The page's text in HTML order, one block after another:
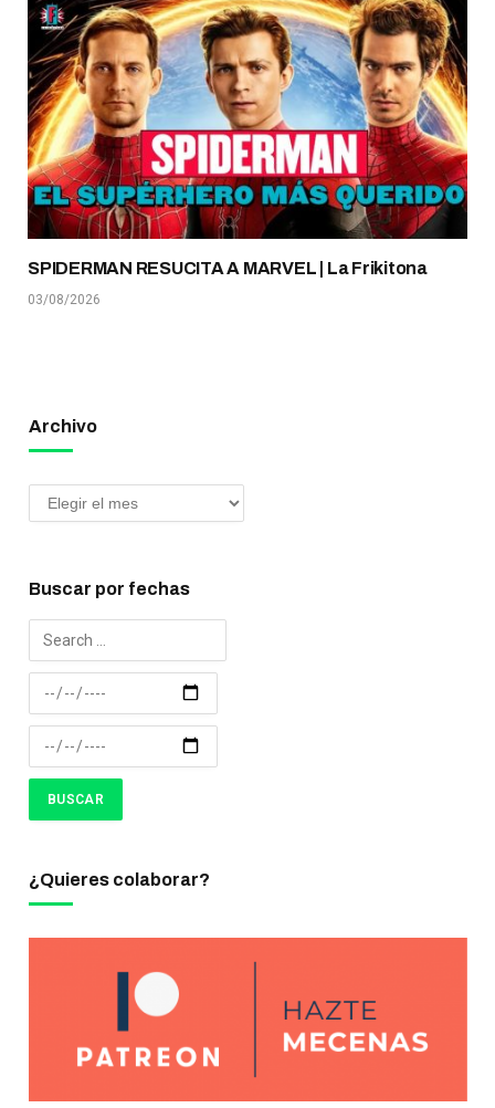
SPIDERMAN RESUCITA A MARVEL | La Frikitona
03/08/2026
Archivo
Buscar por fechas
¿Quieres colaborar?